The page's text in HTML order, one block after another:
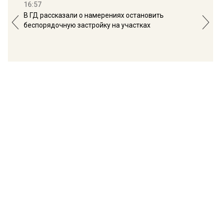
16:57
В ГД рассказали о намерениях остановить
беспорядочную застройку на участках